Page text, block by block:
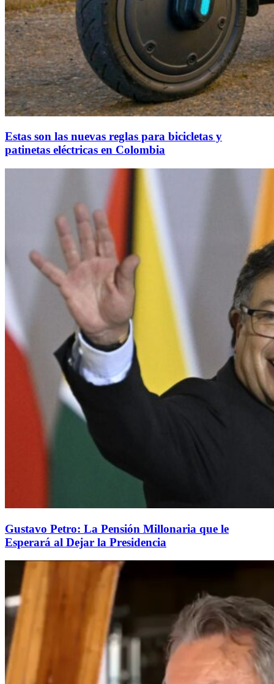
Estas son las nuevas reglas para bicicletas y
patinetas eléctricas en Colombia
Gustavo Petro: La Pensión Millonaria que le
Esperará al Dejar la Presidencia